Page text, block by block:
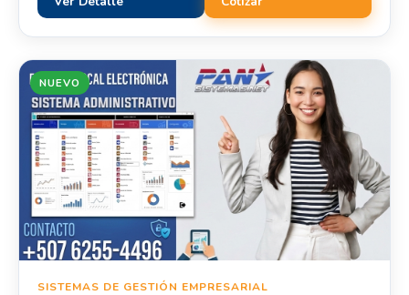
NUEVO
SISTEMAS DE GESTIÓN EMPRESARIAL